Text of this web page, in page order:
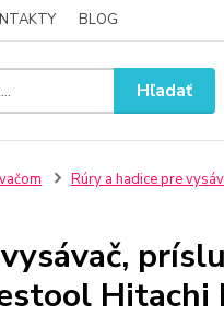
BLOG
Hľadať
Rúry a hadice pre
Hitachi